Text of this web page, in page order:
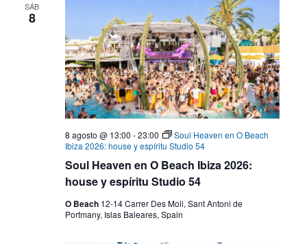
SÁB
8
Soul Heaven en O Beach Ibiza 2026:
house y espíritu Studio 54
8 agosto @ 13:00 -23:00
Soul Heaven en O Beach
Ibiza 2026: house y espíritu Studio 54
O Beach 12-14 Carrer Des Moli, Sant Antoni de
Portmany, Islas Baleares, Spain